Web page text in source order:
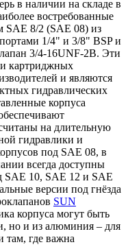
в наличии на складе в
востребованные
SAE 8/2 (SAE 08) из
1/4" и 3/8" BSP и
3/4-16UNF-2B. Эти
картриджных
и являются
гидравлических
корпуса
на длительную
гидравлики и
под SAE 08, в
всегда доступны
SAE 10, SAE 12 и SAE
версии под гнёзда
SUN
корпуса могут быть
но и из алюминия – для
там, где важна